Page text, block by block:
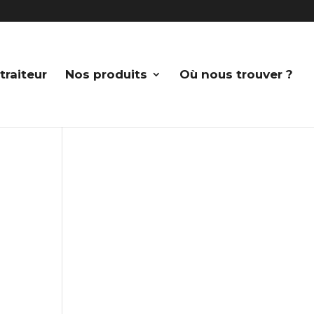
Nos produits Où nous trouver ?